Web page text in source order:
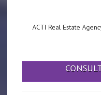
ACTI Real Estate